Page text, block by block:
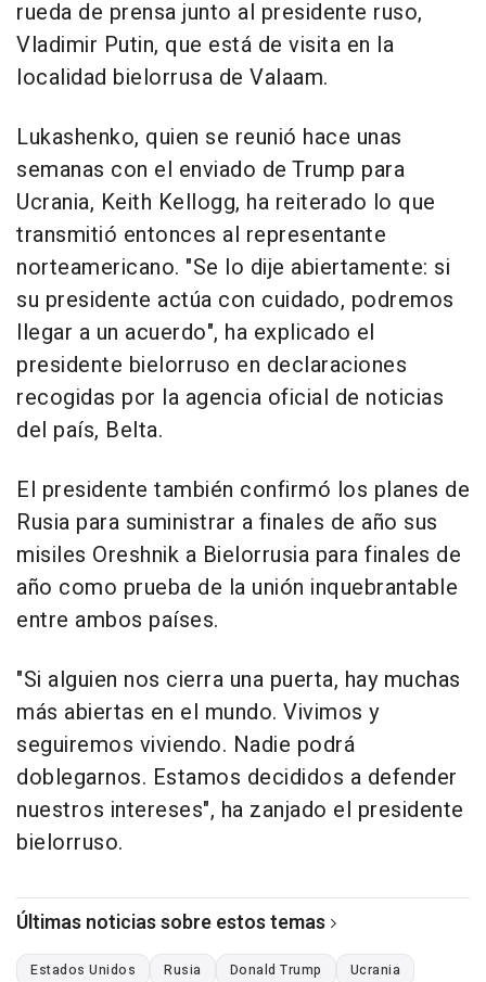
rueda de prensa junto al presidente ruso,
Vladimir Putin, que está de visita en la
localidad bielorrusa de Valaam.
Lukashenko, quien se reunió hace unas
semanas con el enviado de Trump para
Ucrania, Keith Kellogg, ha reiterado lo que
transmitió entonces al representante
norteamericano. "Se lo dije abiertamente: si
su presidente actúa con cuidado, podremos
llegar a un acuerdo", ha explicado el
presidente bielorruso en declaraciones
recogidas por la agencia oficial de noticias
del país, Belta.
El presidente también confirmó los planes de
Rusia para suministrar a finales de año sus
misiles Oreshnik a Bielorrusia para finales de
año como prueba de la unión inquebrantable
entre ambos países.
"Si alguien nos cierra una puerta, hay muchas
más abiertas en el mundo. Vivimos y
seguiremos viviendo. Nadie podrá
doblegarnos. Estamos decididos a defender
nuestros intereses", ha zanjado el presidente
bielorruso.
Últimas noticias sobre estos temas
Estados Unidos Rusia Donald Trump
Ucrania